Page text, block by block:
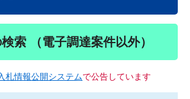
索 （電子調達案件以外）
札情報公開システムで公告しています